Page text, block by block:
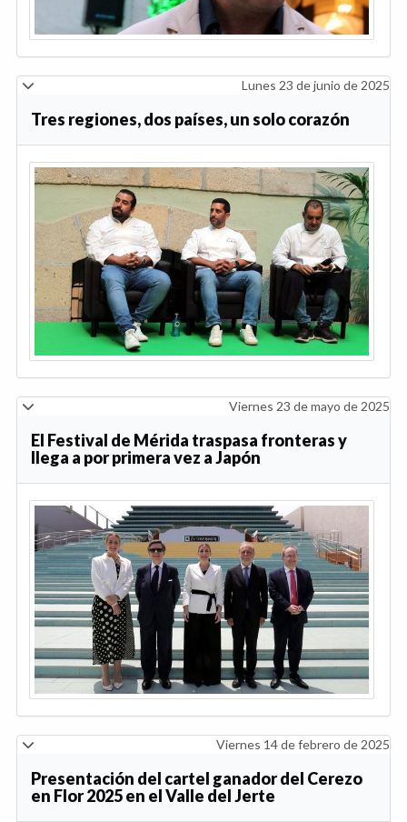
Lunes 23 de junio de 2025
Tres regiones, dos países, un solo corazón
Viernes 23 de mayo de 2025
El Festival de Mérida traspasa fronteras y
llega a por primera vez a Japón
Viernes 14 de febrero de 2025
Presentación del cartel ganador del Cerezo
en Flor 2025 en el Valle del Jerte